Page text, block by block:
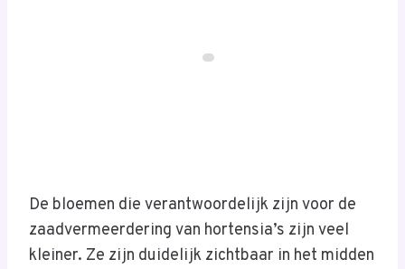
De bloemen die verantwoordelijk zijn voor de
zaadvermeerdering van hortensia’s zijn veel
kleiner. Ze zijn duidelijk zichtbaar in het midden